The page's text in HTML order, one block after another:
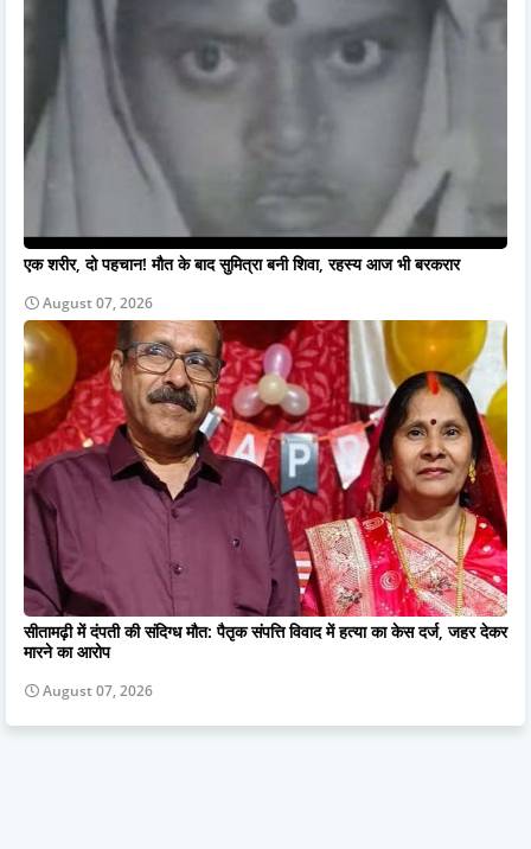
एक शरीर, दो पहचान! मौत के बाद सुमित्रा बनी शिवा, रहस्य आज भी बरकरार
August 07, 2026
सीतामढ़ी में दंपती की संदिग्ध मौत: पैतृक संपत्ति विवाद में हत्या का केस दर्ज, जहर देकर
मारने का आरोप
August 07, 2026